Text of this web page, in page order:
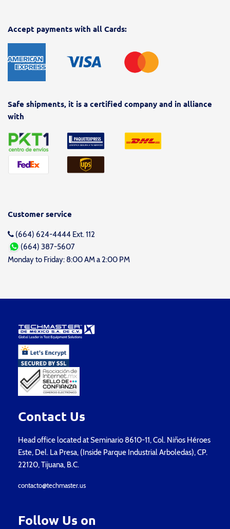
Accept payments with all Cards:
Safe shipments, it is a certified company and in alliance
with
Customer service
(664) 624-4444 Ext. 112
(664) 387-5607
Monday to Friday: 8:00 AM a 2:00 PM
Contact Us
Head office located at Seminario 8610-11, Col. Niños Héroes
Este, Del. La Presa, (Inside Parque Industrial Arboledas), CP.
22120, Tijuana, B.C.
contacto@techmaster.us
Follow Us on